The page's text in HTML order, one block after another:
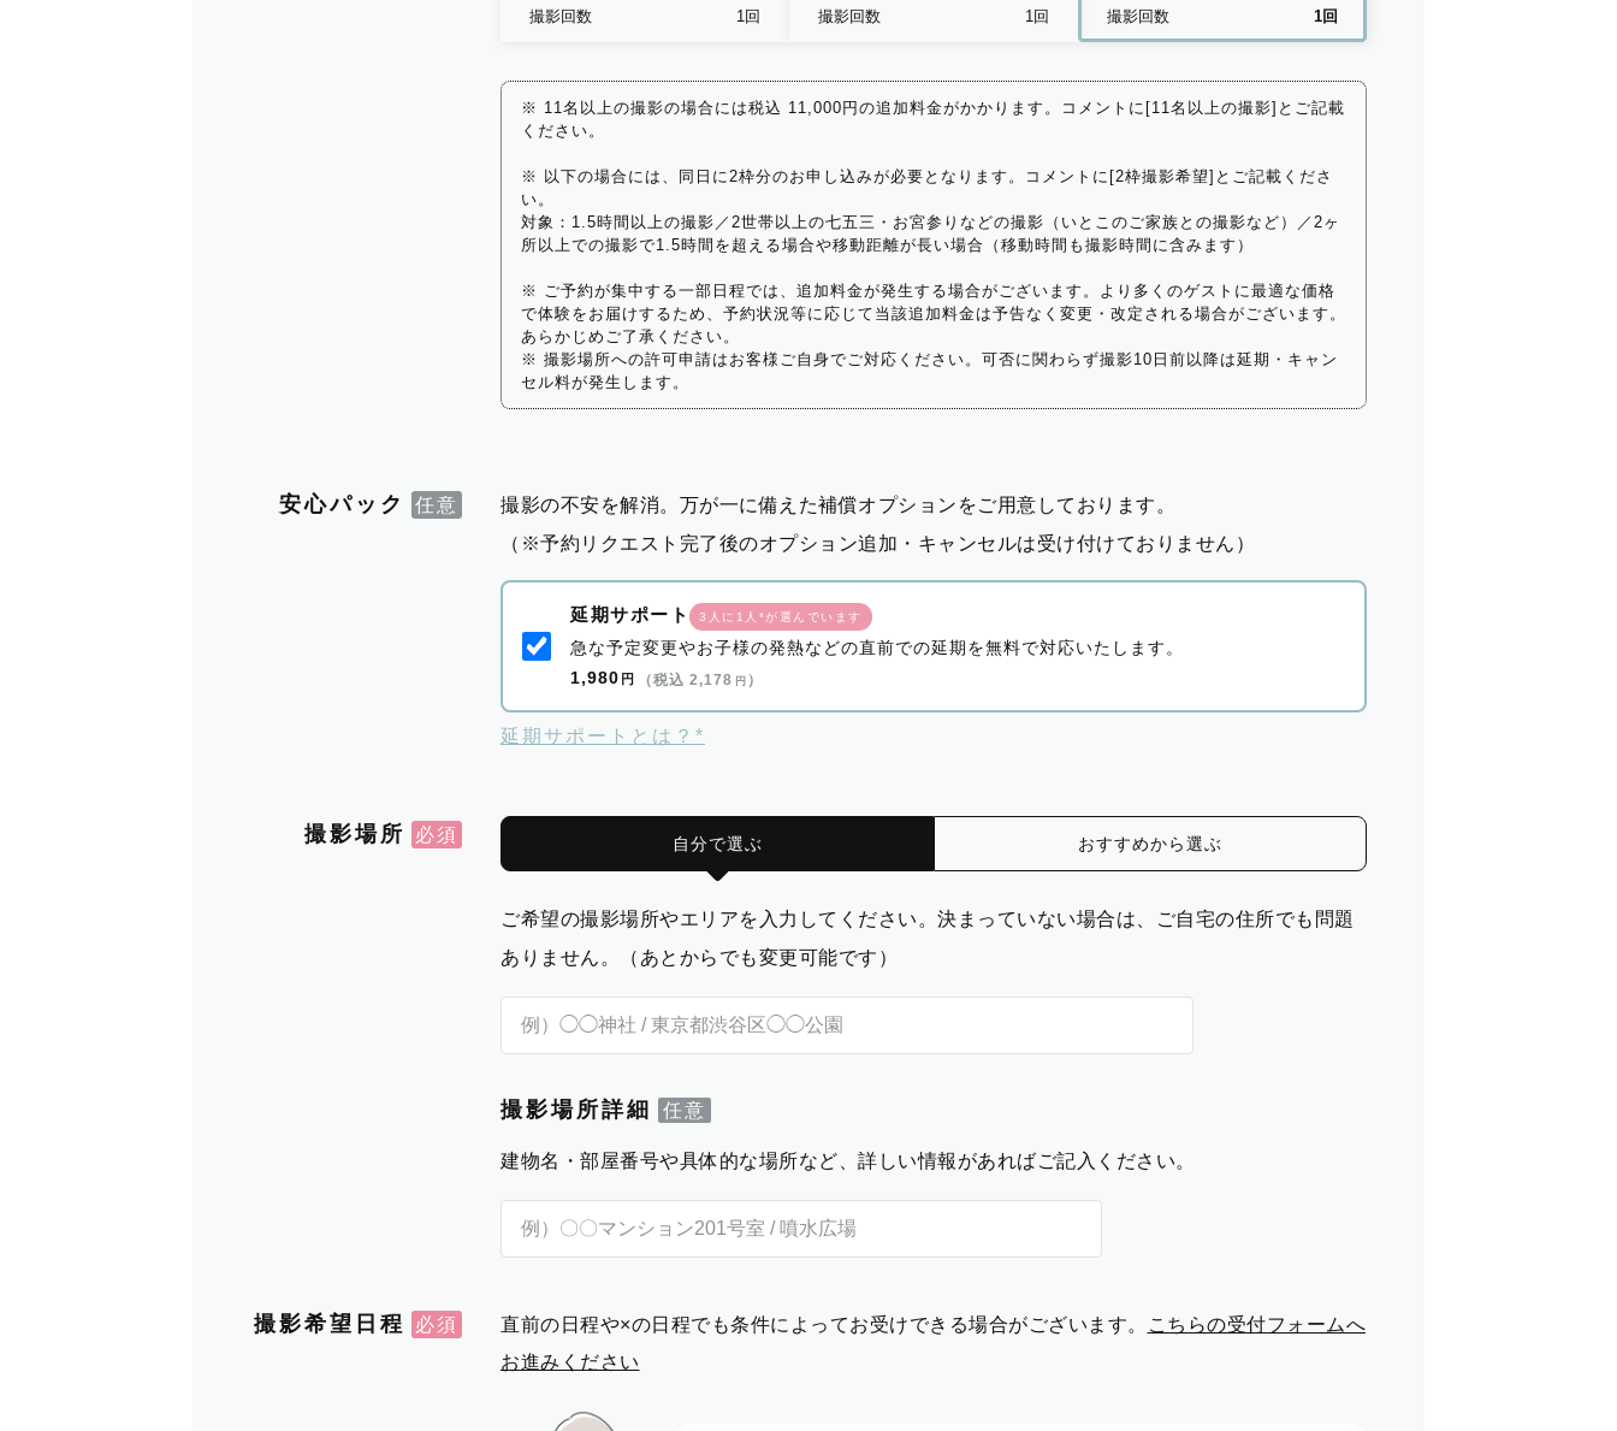
撮影回数 1回 撮影回数 1回 撮影回数 1回
※ 11名以上の撮影の場合には税込 11,000円の追加料金がかかります。コメントに[11名以上の撮影]とご記載
ください。
※ 以下の場合には、同日に2枠分のお申し込みが必要となります。コメントに[2枠撮影希望]とご記載くださ
い。
対象：1.5時間以上の撮影／2世帯以上の七五三・お宮参りなどの撮影（いとこのご家族との撮影など）／2ヶ
所以上での撮影で1.5時間を超える場合や移動距離が長い場合（移動時間も撮影時間に含みます）
※ ご予約が集中する一部日程では、追加料金が発生する場合がございます。より多くのゲストに最適な価格
で体験をお届けするため、予約状況等に応じて当該追加料金は予告なく変更・改定される場合がございます。
あらかじめご了承ください。
※ 撮影場所への許可申請はお客様ご自身でご対応ください。可否に関わらず撮影10日前以降は延期・キャン
セル料が発生します。
安心パック
撮影の不安を解消。万が一に備えた補償オプションをご用意しております。
（※予約リクエスト完了後のオプション追加・キャンセルは受け付けておりません）
延期サポート 3人に1人*が選んでいます
急な予定変更やお子様の発熱などの直前での延期を無料で対応いたします。
1,980 円 （税込 2,178 円 ）
延期サポートとは？*
撮影場所 自分で選ぶ おすすめから選ぶ
ご希望の撮影場所やエリアを入力してください。決まっていない場合は、ご自宅の住所でも問題
ありません。（あとからでも変更可能です）
撮影場所詳細
建物名・部屋番号や具体的な場所など、詳しい情報があればご記入ください。
撮影希望日程 直前の日程や×の日程でも条件によってお受けできる場合がございます。
こちらの受付フォームへ
お進みください